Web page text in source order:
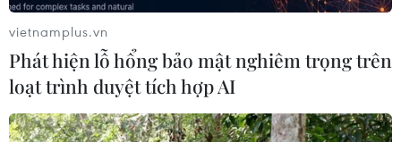
15 phim ngắn giành giải Liên hoan phim
môi trường toàn quốc năm 2019
vietnamplus.vn
Phát hiện lỗ hổng bảo mật nghiêm trọng trên
loạt trình duyệt tích hợp AI